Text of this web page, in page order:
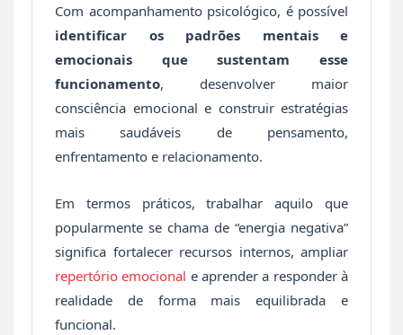
Com acompanhamento psicológico, é possível
identificar os padrões mentais e
emocionais que sustentam esse
funcionamento, desenvolver maior
consciência emocional e construir estratégias
mais saudáveis de pensamento,
enfrentamento e relacionamento.
Em termos práticos, trabalhar aquilo que
popularmente se chama de “energia negativa”
significa fortalecer recursos internos, ampliar
repertório emocional e aprender a responder à
realidade de forma mais equilibrada e
funcional.